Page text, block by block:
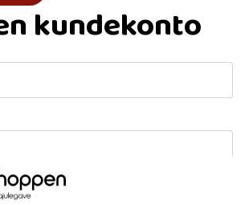
kundekonto
*